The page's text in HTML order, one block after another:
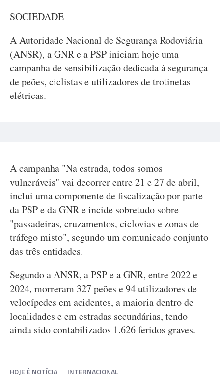
SOCIEDADE
A Autoridade Nacional de Segurança Rodoviária
(ANSR), a GNR e a PSP iniciam hoje uma
campanha de sensibilização dedicada à segurança
de peões, ciclistas e utilizadores de trotinetas
elétricas.
A campanha "Na estrada, todos somos
vulneráveis" vai decorrer entre 21 e 27 de abril,
inclui uma componente de fiscalização por parte
da PSP e da GNR e incide sobretudo sobre
"passadeiras, cruzamentos, ciclovias e zonas de
tráfego misto", segundo um comunicado conjunto
das três entidades.
Segundo a ANSR, a PSP e a GNR, entre 2022 e
2024, morreram 327 peões e 94 utilizadores de
velocípedes em acidentes, a maioria dentro de
localidades e em estradas secundárias, tendo
ainda sido contabilizados 1.626 feridos graves.
HOJE É NOTÍCIA INTERNACIONAL